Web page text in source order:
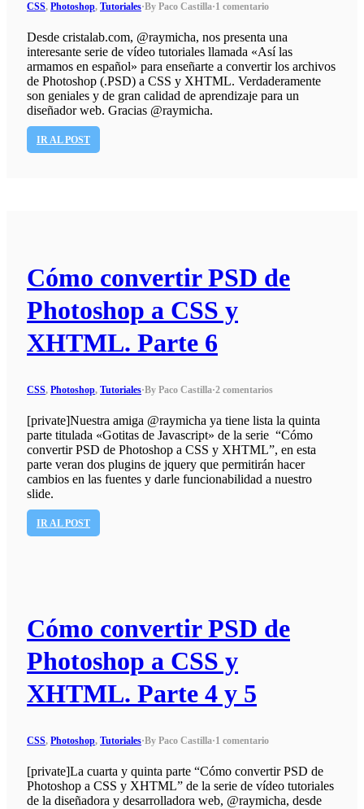
CSS, Photoshop, Tutoriales·By Paco Castilla·1 comentario
Desde cristalab.com, @raymicha, nos presenta una
interesante serie de vídeo tutoriales llamada «Así las
armamos en español» para enseñarte a convertir los archivos
de Photoshop (.PSD) a CSS y XHTML. Verdaderamente
son geniales y de gran calidad de aprendizaje para un
diseñador web. Gracias @raymicha.
IR AL POST
Cómo convertir PSD de
Photoshop a CSS y
XHTML. Parte 6
CSS, Photoshop, Tutoriales·By Paco Castilla·2 comentarios
[private]Nuestra amiga @raymicha ya tiene lista la quinta
parte titulada «Gotitas de Javascript» de la serie “Cómo
convertir PSD de Photoshop a CSS y XHTML”, en esta
parte veran dos plugins de jquery que permitirán hacer
cambios en las fuentes y darle funcionabilidad a nuestro
slide.
IR AL POST
Cómo convertir PSD de
Photoshop a CSS y
XHTML. Parte 4 y 5
CSS, Photoshop, Tutoriales·By Paco Castilla·1 comentario
[private]La cuarta y quinta parte “Cómo convertir PSD de
Photoshop a CSS y XHTML” de la serie de vídeo tutoriales
de la diseñadora y desarrolladora web, @raymicha, desde